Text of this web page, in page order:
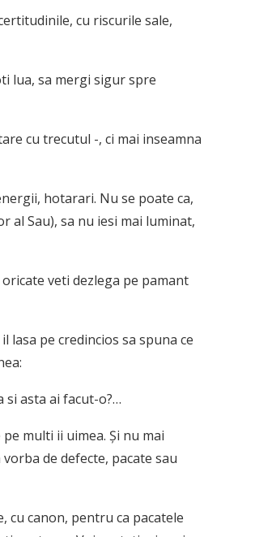
cu riscurile sale,
lua, sa mergi sigur spre
cu trecutul -, ci mai inseamna
hotarari. Nu se poate ca,
al Sau), sa nu iesi mai luminat,
veti dezlega pe pamant
lasa pe credincios sa spuna ce
si asta ai facut-o?…
multi ii uimea. Şi nu mai
de de­fecte, pacate sau
cu canon, pentru ca pacatele